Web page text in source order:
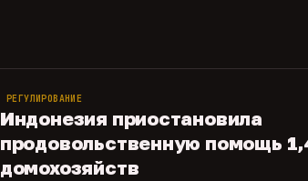
РЕГУЛИРОВАНИЕ
Индонезия приостановила
продовольственную помощь
домохозяйств